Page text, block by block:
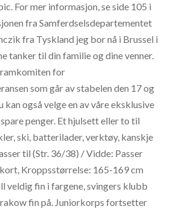
For mer informasjon, se side 105 i
fra Samferdselsdepartementet
fra Tyskland jeg bor nå i Brussel i
tanker til din familie og dine venner.
for
som går av stabelen den 17 og
kan også velge en av våre eksklusive
penger. Et hjulsett eller to til
ski, batterilader, verktøy, kanskje
til (Str. 36/38) / Vidde: Passer
Kroppsstørrelse: 165-169 cm
veldig fin i fargene, svingers klubb
fin på. Juniorkorps fortsetter